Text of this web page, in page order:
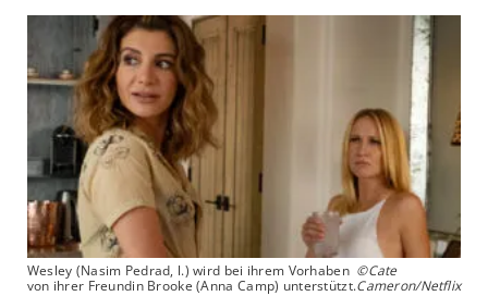
Wesley (Nasim Pedrad, l.) wird bei ihrem Vorhaben
von ihrer Freundin Brooke (Anna Camp) unterstützt.
©Cate
Cameron/Netflix